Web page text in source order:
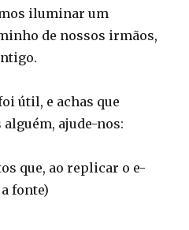
iluminar um
de nossos irmãos,
útil, e achas que
ajude-nos:
que, ao replicar o e-
fonte)